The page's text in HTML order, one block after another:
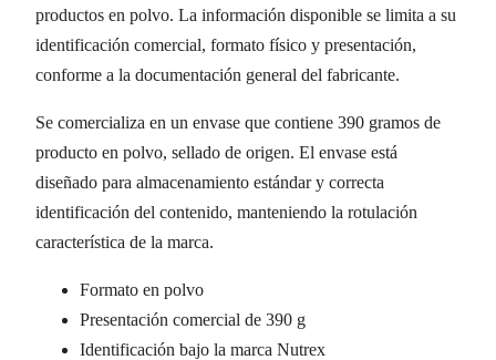
productos en polvo. La información disponible se limita a su
identificación comercial, formato físico y presentación,
conforme a la documentación general del fabricante.
Se comercializa en un envase que contiene 390 gramos de
producto en polvo, sellado de origen. El envase está
diseñado para almacenamiento estándar y correcta
identificación del contenido, manteniendo la rotulación
característica de la marca.
Formato en polvo
Presentación comercial de 390 g
Identificación bajo la marca Nutrex